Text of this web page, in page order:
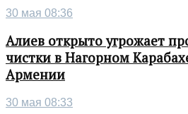
30 мая 08:36
Алиев открыто угрожает
чистки в Нагорном
Армении
30 мая 08:33